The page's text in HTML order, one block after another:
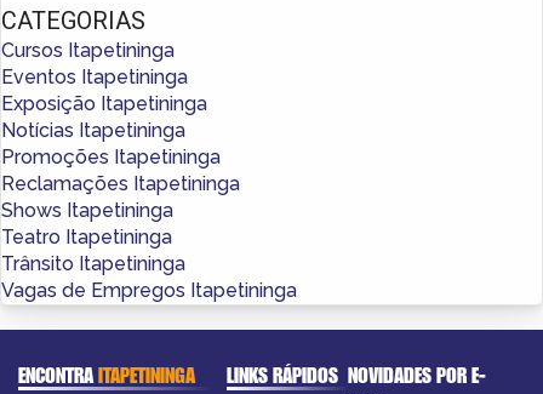
CATEGORIAS
Cursos Itapetininga
Eventos Itapetininga
Exposição Itapetininga
Notícias Itapetininga
Promoções Itapetininga
Reclamações Itapetininga
Shows Itapetininga
Teatro Itapetininga
Trânsito Itapetininga
Vagas de Empregos Itapetininga
ENCONTRAITAPETININGA LINKS RÁPIDOS NOVIDADES POR E-